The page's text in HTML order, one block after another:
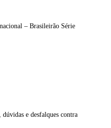
– Brasileirão Série
e desfalques contra